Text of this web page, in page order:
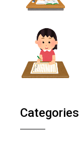
Categories